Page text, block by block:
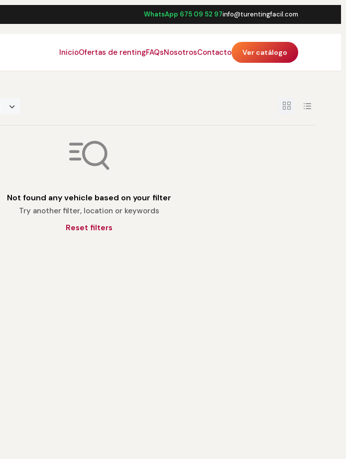
WhatsApp 675 09 52 97info@turentingfacil.com
InicioOfertas de rentingFAQsNosotrosContacto Ver catálogo
Not found any vehicle based on your filter
Try another filter, location or keywords
Reset filters